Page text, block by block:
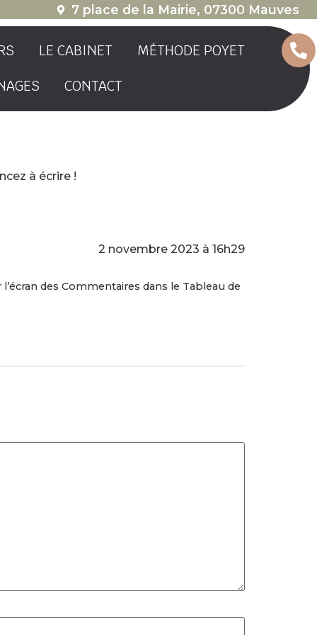
7 place de la Mairie, 07300 Mauves
LE CABINET
MÉTHODE POYET
CONTACT
à écrire !
2 novembre 2023 à 16h29
des Commentaires dans le Tableau de